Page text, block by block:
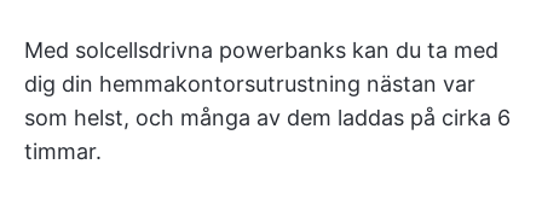
Med solcellsdrivna powerbanks kan du ta med
dig din hemmakontorsutrustning nästan var
som helst, och många av dem laddas på cirka 6
timmar.